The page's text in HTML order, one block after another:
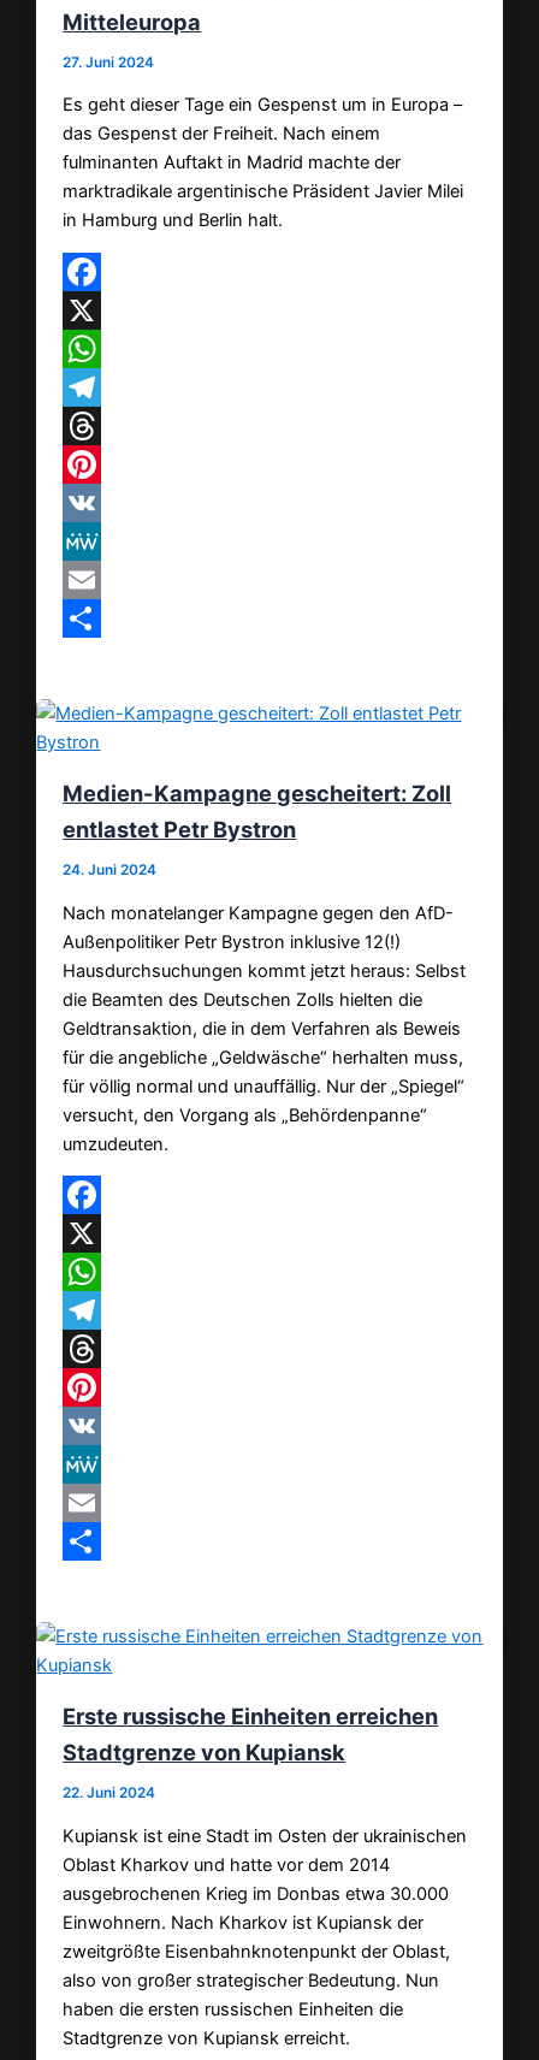
Mitteleuropa
27. Juni 2024
Es geht dieser Tage ein Gespenst um in Europa –
das Gespenst der Freiheit. Nach einem
fulminanten Auftakt in Madrid machte der
marktradikale argentinische Präsident Javier Milei
in Hamburg und Berlin halt.
Facebook
X
WhatsApp
Telegram
Threads
Pinterest
VK
MeWe
Email
Medien-Kampagne gescheitert: Zoll
entlastet Petr Bystron
24. Juni 2024
Nach monatelanger Kampagne gegen den AfD-
Außenpolitiker Petr Bystron inklusive 12(!)
Hausdurchsuchungen kommt jetzt heraus: Selbst
die Beamten des Deutschen Zolls hielten die
Geldtransaktion, die in dem Verfahren als Beweis
für die angebliche „Geldwäsche“ herhalten muss,
für völlig normal und unauffällig. Nur der „Spiegel“
versucht, den Vorgang als „Behördenpanne“
umzudeuten.
Facebook
X
WhatsApp
Telegram
Threads
Pinterest
VK
MeWe
Email
Erste russische Einheiten erreichen
Stadtgrenze von Kupiansk
22. Juni 2024
Kupiansk ist eine Stadt im Osten der ukrainischen
Oblast Kharkov und hatte vor dem 2014
ausgebrochenen Krieg im Donbas etwa 30.000
Einwohnern. Nach Kharkov ist Kupiansk der
zweitgrößte Eisenbahnknotenpunkt der Oblast,
also von großer strategischer Bedeutung. Nun
haben die ersten russischen Einheiten die
Stadtgrenze von Kupiansk erreicht.